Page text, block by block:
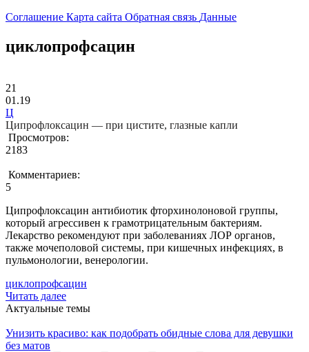
Соглашение Карта сайта Обратная связь Данные
циклопрофсацин
21
01.19
Ц
Ципрофлоксацин — при цистите, глазные капли
Просмотров:
2183
Комментариев:
5
Ципрофлоксацин антибиотик фторхинолоновой группы,
который агрессивен к грамотрицательным бактериям.
Лекарство рекомендуют при заболеваниях ЛОР органов,
также мочеполовой системы, при кишечных инфекциях, в
пульмонологии, венерологии.
циклопрофсацин
Читать далее
Актуальные темы
Унизить красиво: как подобрать обидные слова для девушки
без матов